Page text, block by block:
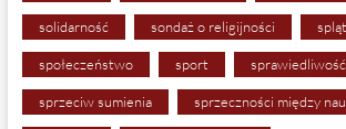
solidarność sondaż o religijności
społeczeństwo sport sprawiedliwość
sprzeciw sumienia sprzeczności między